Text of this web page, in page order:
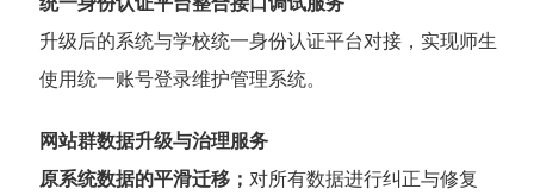
升级后的系统与学校统一身份认证平台对接，实现师生
使用统一账号登录维护管理系统。
网站群数据升级与治理服务
原系统数据的平滑迁移； 对所有数据进行纠正与修复